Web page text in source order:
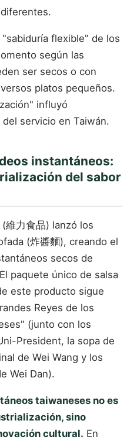
flexible" de los
según las
ser secos o con
platos pequeños.
influyó
servicio en Taiwán.
instantáneos:
del sabor
維力食品) lanzó los
(炸醬麵), creando el
secos de
paquete único de salsa
este producto sigue
Reyes de los
(junto con los
President, la sopa de
de Wei Wang y los
Wei Dan).
taiwaneses no es
sino
cultural. En